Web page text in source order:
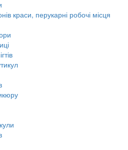
краси, перукарні робочі місця